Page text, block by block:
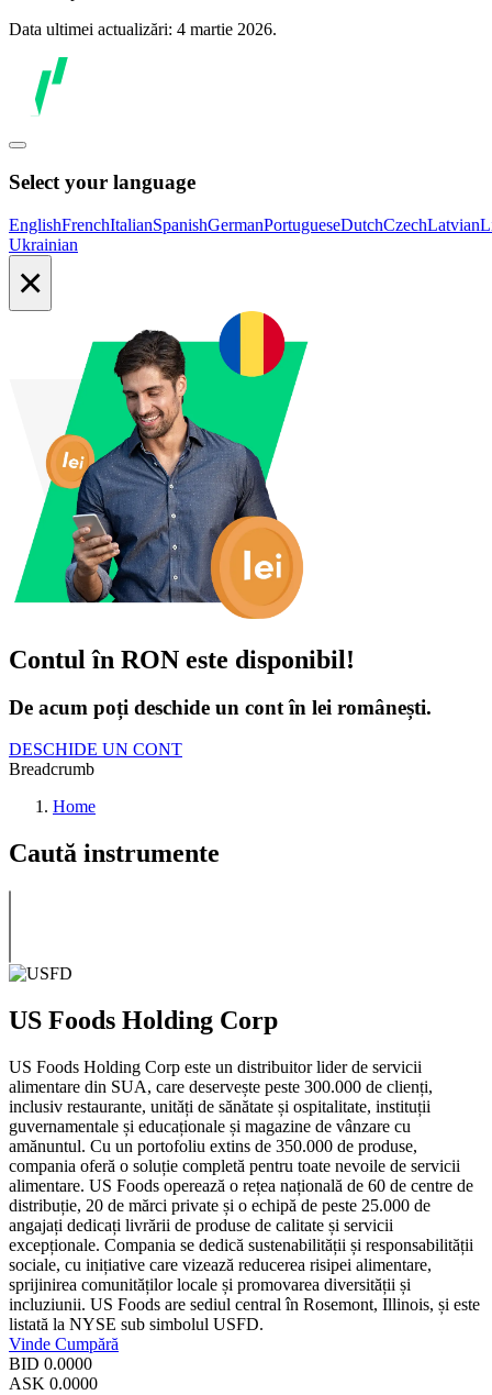
Data ultimei actualizări: 4 martie 2026.
Select your language
EnglishFrenchItalianSpanishGermanPortugueseDutchCzechLatvian
Ukrainian
×
Contul în RON este disponibil!
De acum poți deschide un cont în lei românești.
DESCHIDE UN CONT
Breadcrumb
Home
Caută instrumente
US Foods Holding Corp
US Foods Holding Corp este un distribuitor lider de servicii
alimentare din SUA, care deservește peste 300.000 de clienți,
inclusiv restaurante, unități de sănătate și ospitalitate, instituții
guvernamentale și educaționale și magazine de vânzare cu
amănuntul. Cu un portofoliu extins de 350.000 de produse,
compania oferă o soluție completă pentru toate nevoile de servicii
alimentare. US Foods operează o rețea națională de 60 de centre de
distribuție, 20 de mărci private și o echipă de peste 25.000 de
angajați dedicați livrării de produse de calitate și servicii
excepționale. Compania se dedică sustenabilității și responsabilității
sociale, cu inițiative care vizează reducerea risipei alimentare,
sprijinirea comunităților locale și promovarea diversității și
incluziunii. US Foods are sediul central în Rosemont, Illinois, și este
listată la NYSE sub simbolul USFD.
Vinde Cumpără
BID 0.0000
ASK 0.0000